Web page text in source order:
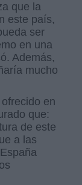
que la
este país,
ser
en una
Además,
mucho
en
que:
de este
a las